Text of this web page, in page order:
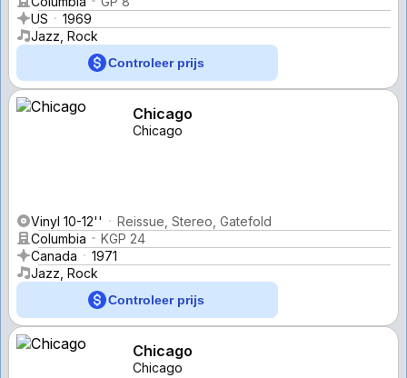
US
1969
Jazz, Rock
Controleer prijs
Chicago
Chicago
Vinyl 10-12''
Reissue, Stereo, Gatefold
Columbia
KGP 24
Canada
1971
Jazz, Rock
Controleer prijs
Chicago
Chicago